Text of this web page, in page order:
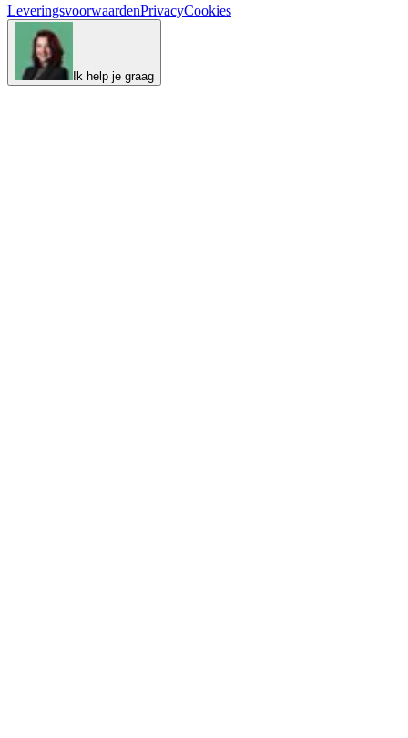
LeveringsvoorwaardenPrivacyCookies
Ik help je graag